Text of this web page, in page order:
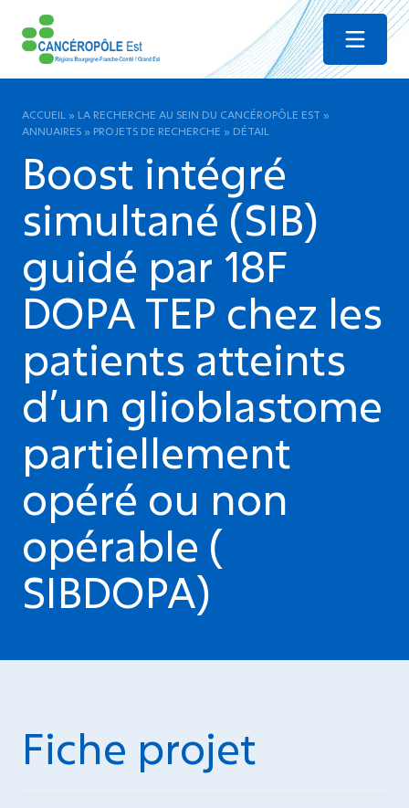
Menu
ACCUEIL » LA RECHERCHE AU SEIN DU CANCÉROPÔLE EST »
ANNUAIRES » PROJETS DE RECHERCHE » DÉTAIL
Boost intégré
simultané (SIB)
guidé par 18F
DOPA TEP chez les
patients atteints
d’un glioblastome
partiellement
opéré ou non
opérable (
SIBDOPA)
Fiche projet